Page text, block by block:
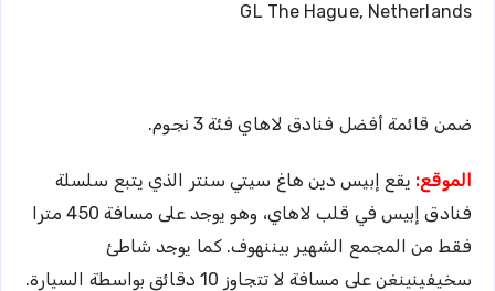
GL The Hague, Netherlands
ضمن قائمة أفضل فنادق لاهاي فئة 3 نجوم.
الموقع: يقع إبيس دين هاغ سيتي سنتر الذي يتبع سلسلة
فنادق إبيس في قلب لاهاي، وهو يوجد على مسافة 450 مترا
فقط من المجمع الشهير بيننهوف. كما يوجد شاطئ
سخيفينينغن على مسافة لا تتجاوز 10 دقائق بواسطة السيارة.